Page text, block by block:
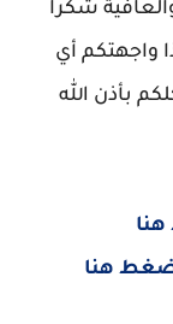
شكرا
واجهتكم أي
بأذن الله
هنا